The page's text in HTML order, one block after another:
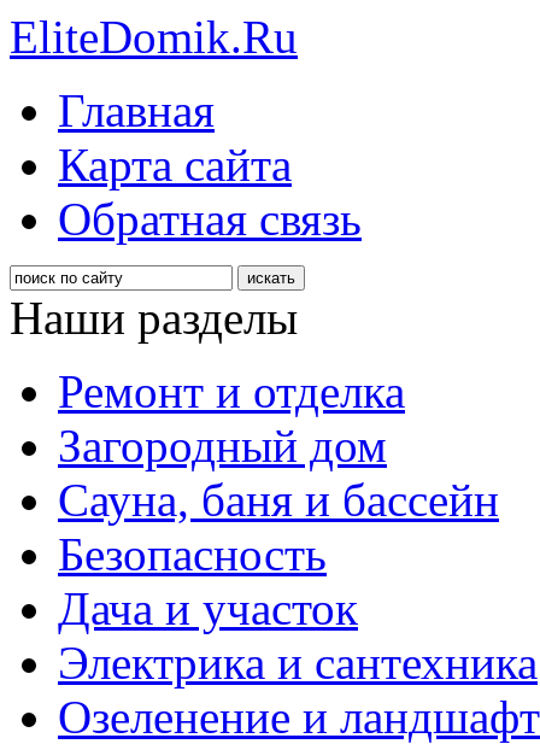
EliteDomik.Ru
Главная
Карта сайта
Обратная связь
Наши разделы
Ремонт и отделка
Загородный дом
Сауна, баня и бассейн
Безопасность
Дача и участок
Электрика и сантехника
Озеленение и